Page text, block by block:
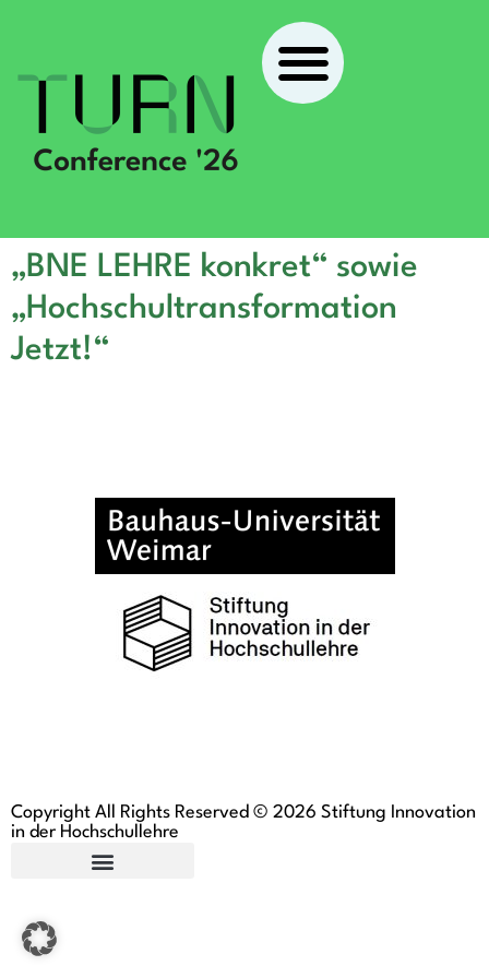
„BNE LEHRE konkret“ sowie
„Hochschultransformation
Jetzt!“
Copyright All Rights Reserved © 2026 Stiftung Innovation
in der Hochschullehre